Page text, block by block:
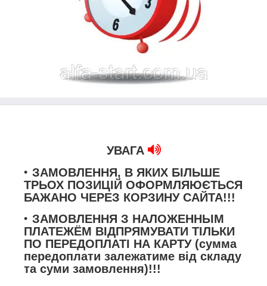
УВАГА
ЗАМОВЛЕННЯ, В ЯКИХ БІЛЬШЕ
ТРЬОХ ПОЗИЦІЙ ОФОРМЛЯЮЄТЬСЯ
БАЖАНО ЧЕРЕЗ КОРЗИНУ САЙТА!!!
ЗАМОВЛЕННЯ З НАЛОЖЕННЫМ
ПЛАТЕЖЁМ ВІДПРЯМУВАТИ ТІЛЬКИ
ПО ПЕРЕДОПЛАТІ НА КАРТУ (сумма
передоплати залежатиме від складу
та суми замовлення)!!!